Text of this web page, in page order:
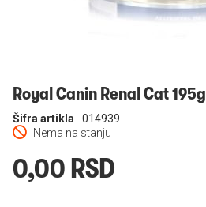
Royal Canin Renal Cat 195g
Nema na stanju
Šifra artikla 014939
0,00 RSD